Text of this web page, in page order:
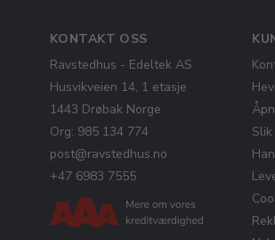
KONTAKT OSS
Ravstedhus - Edeltek AS
Husvikveien 14, 1 etasje
1443 Drøbak Norge
Org: 985 134 774
post@ravstedhus.no
+47 6983 7555